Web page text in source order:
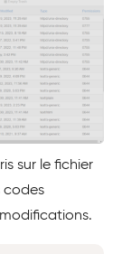
sur le fichier
codes